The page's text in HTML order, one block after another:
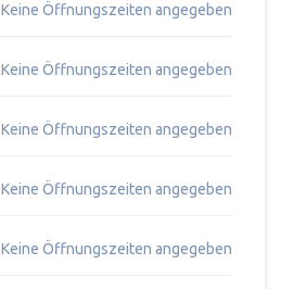
Keine Öffnungszeiten angegeben
Keine Öffnungszeiten angegeben
Keine Öffnungszeiten angegeben
Keine Öffnungszeiten angegeben
Keine Öffnungszeiten angegeben